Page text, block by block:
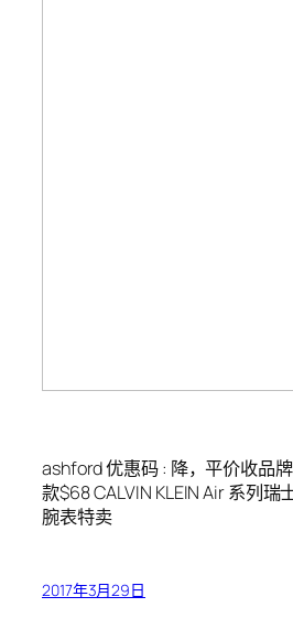
ashford 优惠码 : 降，平价收品
款$68 CALVIN KLEIN Air 系列
腕表特卖
2017年3月29日